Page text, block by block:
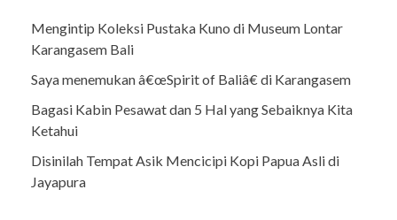
Mengintip Koleksi Pustaka Kuno di Museum Lontar
Karangasem Bali
Saya menemukan â€œSpirit of Baliâ€ di Karangasem
Bagasi Kabin Pesawat dan 5 Hal yang Sebaiknya Kita
Ketahui
Disinilah Tempat Asik Mencicipi Kopi Papua Asli di
Jayapura